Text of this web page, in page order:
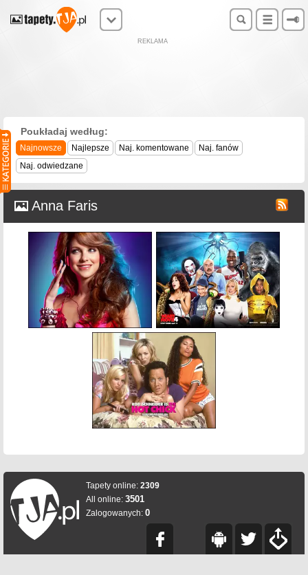
REKLAMA
Poukładaj według:
Najnowsze Najlepsze Naj. komentowane
Naj. fanów
Naj. odwiedzane
Anna Faris
Tapety online: 2309
All online: 3501
Zalogowanych: 0